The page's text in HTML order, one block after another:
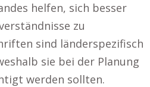
helfen, sich besser
zu
sind länderspezifisch
sie bei der Planung
werden sollten.